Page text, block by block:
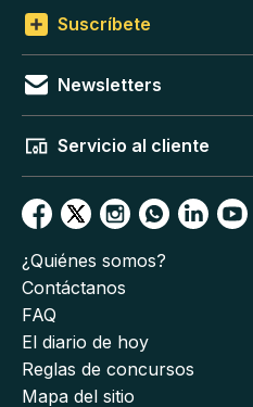
Suscríbete
Newsletters
Servicio al cliente
¿Quiénes somos?
Contáctanos
FAQ
El diario de hoy
Reglas de concursos
Mapa del sitio